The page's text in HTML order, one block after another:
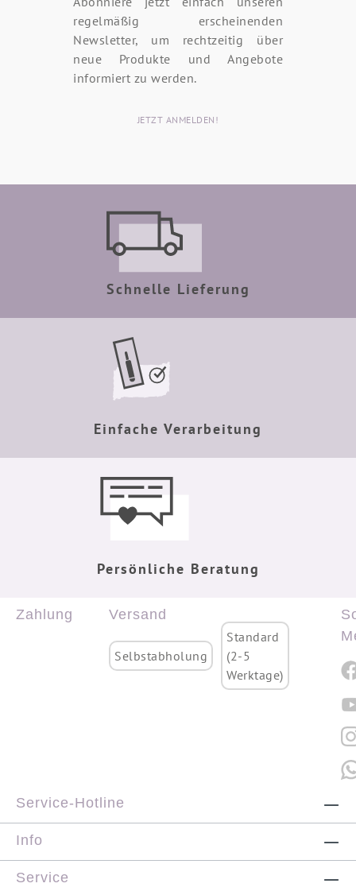
regelmäßig erscheinenden
Newsletter, um rechtzeitig über
neue Produkte und Angebote
informiert zu werden.
JETZT ANMELDEN!
Schnelle Lieferung
Einfache Verarbeitung
Persönliche Beratung
Zahlung Versand
Selbstabholung
Standard
(2-5
Werktage)
Service-Hotline
Info
Service